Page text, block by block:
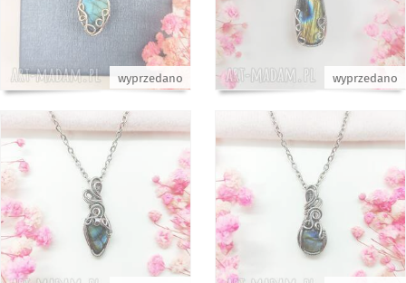
wyprzedano wyprzedano